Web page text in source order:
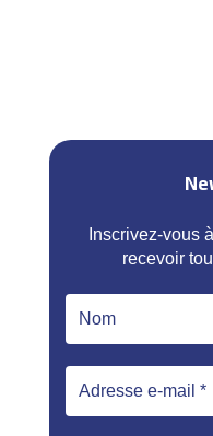
Inscrivez-vous
recevoir